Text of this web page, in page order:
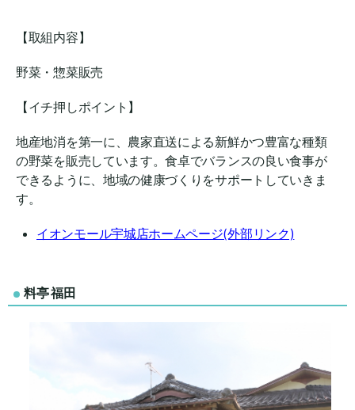
【取組内容】
野菜・惣菜販売
【イチ押しポイント】
地産地消を第一に、農家直送による新鮮かつ豊富な種類
の野菜を販売しています。食卓でバランスの良い食事が
できるように、地域の健康づくりをサポートしていきま
す。
イオンモール宇城店ホームページ(外部リンク)
料亭 福田